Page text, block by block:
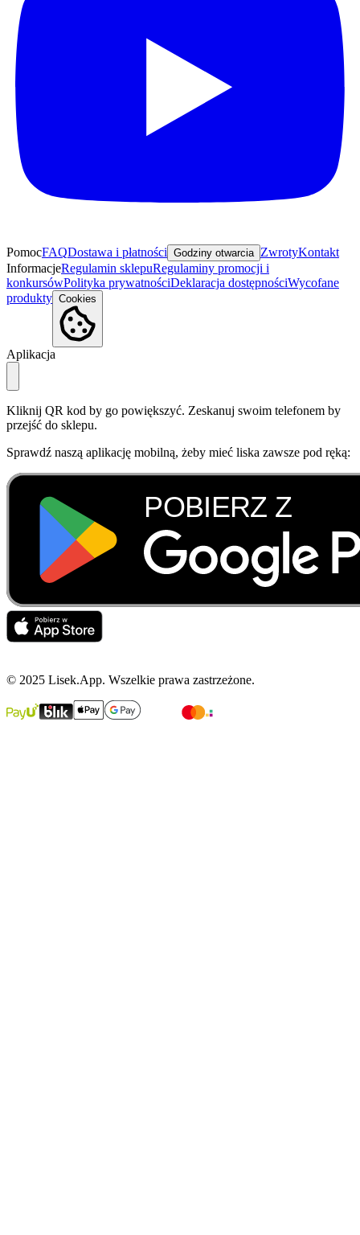
PomocFAQDostawa i płatności Godziny otwarcia ZwrotyKontakt
InformacjeRegulamin sklepuRegulaminy promocji i
konkursówPolityka prywatnościDeklaracja dostępnościWycofane
produkty Cookies
Aplikacja
Kliknij QR kod by go powiększyć. Zeskanuj swoim telefonem by
przejść do sklepu.
Sprawdź naszą aplikację mobilną, żeby mieć liska zawsze pod ręką:
© 2025 Lisek.App. Wszelkie prawa zastrzeżone.